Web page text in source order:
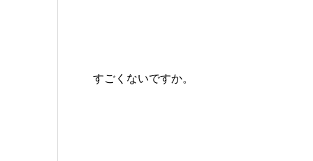
すごくないですか。